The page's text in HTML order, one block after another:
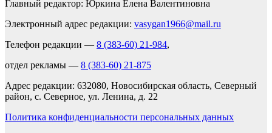
Главный редактор: Юркина Елена Валентиновна
Электронный адрес редакции: vasygan1966@mail.ru
Телефон редакции — 8 (383-60) 21-984,
отдел рекламы — 8 (383-60) 21-875
Адрес редакции: 632080, Новосибирская область, Северный
район, с. Северное, ул. Ленина, д. 22
Политика конфиденциальности персональных данных